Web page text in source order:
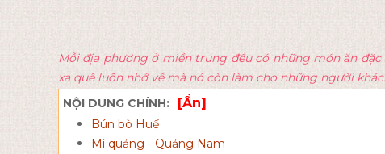
Mỗi địa phương ở miền trung đều có những món ăn
xa quê luôn nhớ về mà nó còn làm cho những người
NỘI DUNG CHÍNH:
[Ẩn]
Bún bò Huế
Mì quảng - Quảng Nam